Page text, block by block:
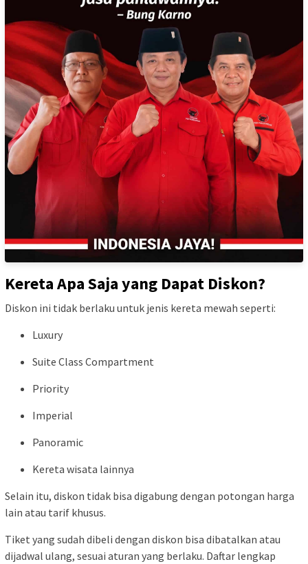
Kereta Apa Saja yang Dapat Diskon?
Diskon ini tidak berlaku untuk jenis kereta mewah seperti:
Luxury
Suite Class Compartment
Priority
Imperial
Panoramic
Kereta wisata lainnya
Selain itu, diskon tidak bisa digabung dengan potongan harga
lain atau tarif khusus.
Tiket yang sudah dibeli dengan diskon bisa dibatalkan atau
dijadwal ulang, sesuai aturan yang berlaku. Daftar lengkap